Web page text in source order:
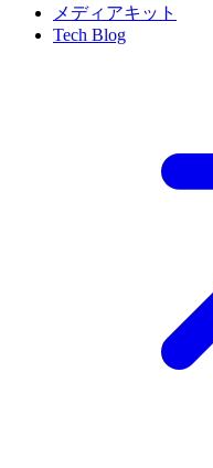
メディアキット
Tech Blog